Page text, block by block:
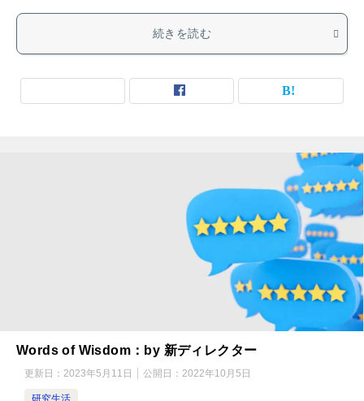
続きを読む
Words of Wisdom：by 新ディレクター
更新日： 2023年5月11日 公開日： 2022年10月5日